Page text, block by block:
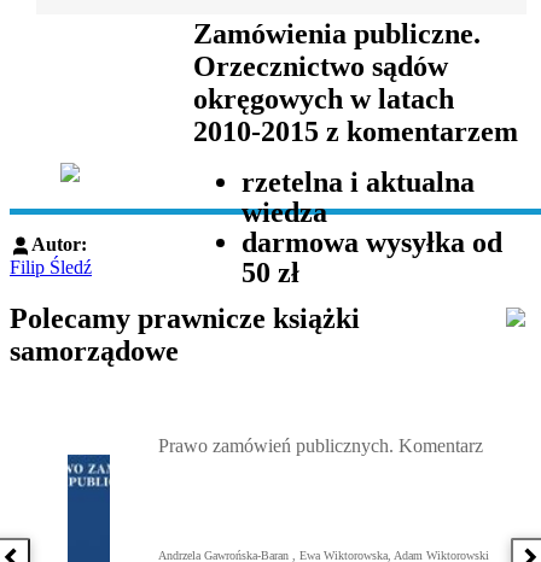
Zamówienia publiczne.
Orzecznictwo sądów
okręgowych w latach
2010-2015 z komentarzem
rzetelna i aktualna
wiedza
darmowa wysyłka od
50 zł
Autor:
Filip Śledź
Polecamy prawnicze książki
samorządowe
Prawo zamówień publicznych. Komentarz
Andrzela Gawrońska-Baran , Ewa Wiktorowska, Adam Wiktorowski